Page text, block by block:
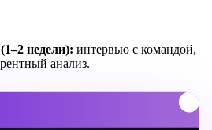
недели): интервью с командой,
анализ.
(1 неделя):